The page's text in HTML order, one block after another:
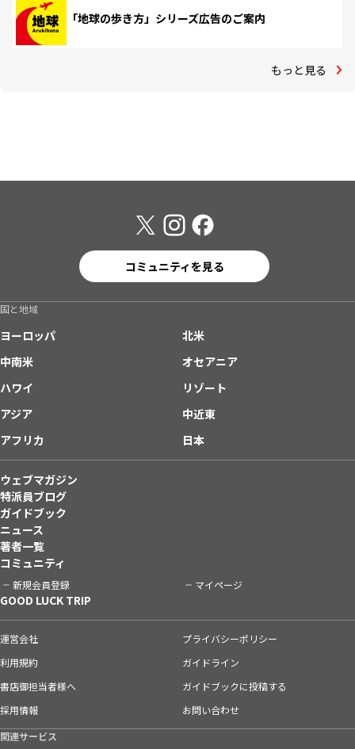
「地球の歩き方」シリーズ広告のご案内
もっと見る
コミュニティを見る
国と地域
ヨーロッパ
北米
中南米
オセアニア
ハワイ
リゾート
アジア
中近東
アフリカ
日本
ウェブマガジン
特派員ブログ
ガイドブック
ニュース
著者一覧
コミュニティ
新規会員登録 マイページ
GOOD LUCK TRIP
運営会社
プライバシーポリシー
利用規約
ガイドライン
書店御担当者様へ
ガイドブックに投稿する
採用情報
お問い合わせ
関連サービス